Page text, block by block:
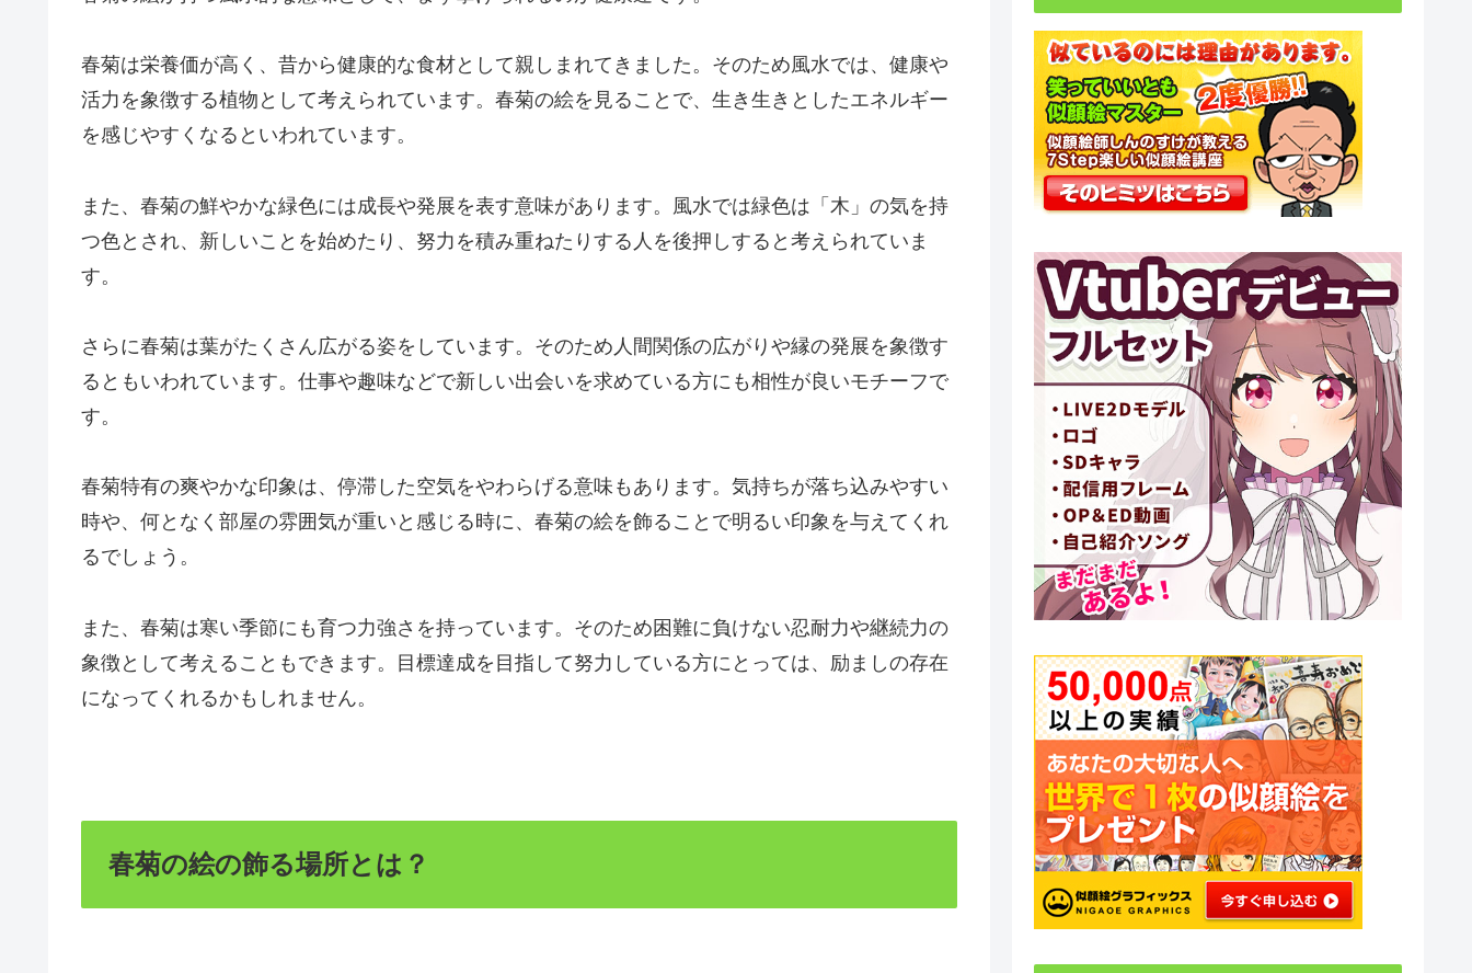
春菊は栄養価が高く、昔から健康的な食材として親しまれてきました。そのため風水では、健康や
活力を象徴する植物として考えられています。春菊の絵を見ることで、生き生きとしたエネルギー
を感じやすくなるといわれています。
また、春菊の鮮やかな緑色には成長や発展を表す意味があります。風水では緑色は「木」の気を持
つ色とされ、新しいことを始めたり、努力を積み重ねたりする人を後押しすると考えられていま
す。
さらに春菊は葉がたくさん広がる姿をしています。そのため人間関係の広がりや縁の発展を象徴す
るともいわれています。仕事や趣味などで新しい出会いを求めている方にも相性が良いモチーフで
す。
春菊特有の爽やかな印象は、停滞した空気をやわらげる意味もあります。気持ちが落ち込みやすい
時や、何となく部屋の雰囲気が重いと感じる時に、春菊の絵を飾ることで明るい印象を与えてくれ
るでしょう。
また、春菊は寒い季節にも育つ力強さを持っています。そのため困難に負けない忍耐力や継続力の
象徴として考えることもできます。目標達成を目指して努力している方にとっては、励ましの存在
になってくれるかもしれません。
春菊の絵の飾る場所とは？